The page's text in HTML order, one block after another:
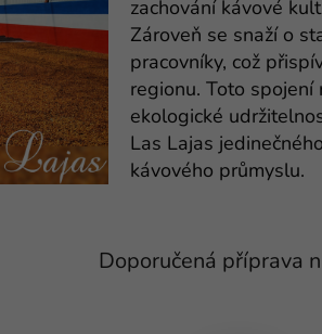
zachování kávové
Zároveň se snaží o
pracovníky, což
regionu. Toto spojení
ekologické
Las Lajas
kávového průmyslu.
Doporučená příprava